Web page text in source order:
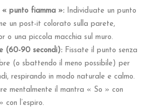
« punto fiamma »: Individuate un punto
un post-it colorato sulla parete,
o una piccola macchia sul muro.
(60-90 secondi): Fissate il punto senza
(o sbattendo il meno possibile) per
respirando in modo naturale e calmo.
mentalmente il mantra « So » con
con l’espiro.